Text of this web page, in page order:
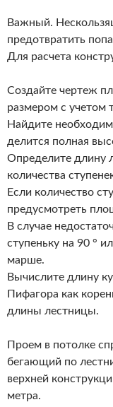
Важный.
предотвратить
Для расчета
Создайте чертеж
размером с учетом
Найдите
делится полная
Определите длину
количества
Если количество
предусмотреть
В случае
ступеньку на 90 °
марше.
Вычислите длину
Пифагора как
длины лестницы.
Проем в потолке
бегающий по
верхней
метра.